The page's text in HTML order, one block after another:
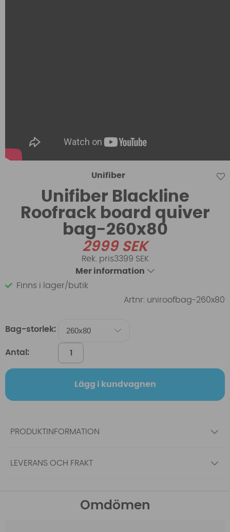
Unifiber
Unifiber Blackline
Roofrack board quiver
bag-260x80
2999SEK
3399 SEK
Mer information
Finns i lager/butik
Artnr: uniroofbag-260x80
Bag-storlek:
Antal:
Lägg i kundvagnen
PRODUKTINFORMATION
LEVERANS OCH FRAKT
Omdömen